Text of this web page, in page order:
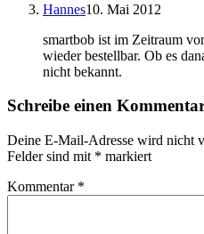
Hannes10. Mai 2012
smartbob ist im Zeitraum
wieder bestellbar. Ob es
nicht bekannt.
Schreibe einen
Deine E-Mail-Adresse wird nicht
Felder sind mit * markiert
Kommentar *